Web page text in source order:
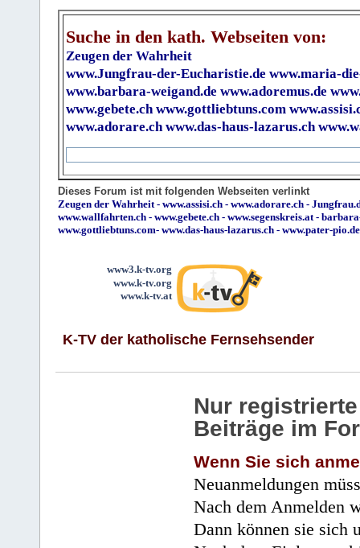
Suche in den kath. Webseiten von:
Zeugen der Wahrheit
www.Jungfrau-der-Eucharistie.de www.maria-
www.barbara-weigand.de www.adoremus.de
www.gebete.ch www.gottliebtuns.com
www.adorare.ch www.das-haus-lazarus.ch
Dieses Forum ist mit folgenden Webseiten verlinkt
Zeugen der Wahrheit- www.assisi.ch - www.adorare.ch -
www.wallfahrten.ch - www.gebete.ch - www.segenskreis.at-
www.gottliebtuns.com- www.das-haus-lazarus.ch - www.pater-pio.de
www3.k-tv.org
www.k-tv.org
www.k-tv.at
K-TV der katholische Fernsehsender
Nur
Beiträge im
Wenn Sie sich
Neuanmeldungen
Nach dem Anmelden
Dann können sie sich